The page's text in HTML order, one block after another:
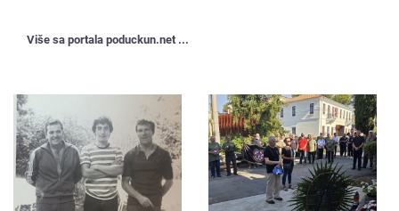
Više sa portala poduckun.net ...